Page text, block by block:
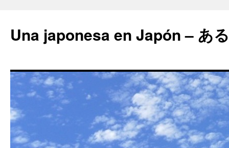
Una japonesa en Japón – あ